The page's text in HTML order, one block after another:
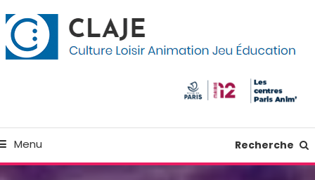
Menu Recherche